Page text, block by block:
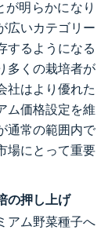
が明らかになり
広いカテゴリー
するようになる
多くの栽培者が
社はより優れた
ム価格設定を維
通常の範囲内で
場にとって重要
の押し上げ
アム野菜種子へ